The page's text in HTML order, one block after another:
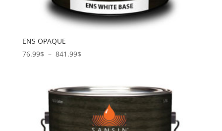
ENS OPAQUE
76.99$ – 841.99$Plage
76.99$
à
841.99$